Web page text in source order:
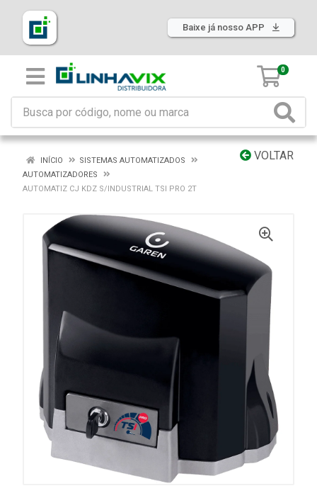
Baixe já nosso APP
0
VOLTAR
INÍCIO
SISTEMAS AUTOMATIZADOS
AUTOMATIZADORES
AUTOMATIZ CJ KDZ S/INDUSTRIAL TSI PRO 2T